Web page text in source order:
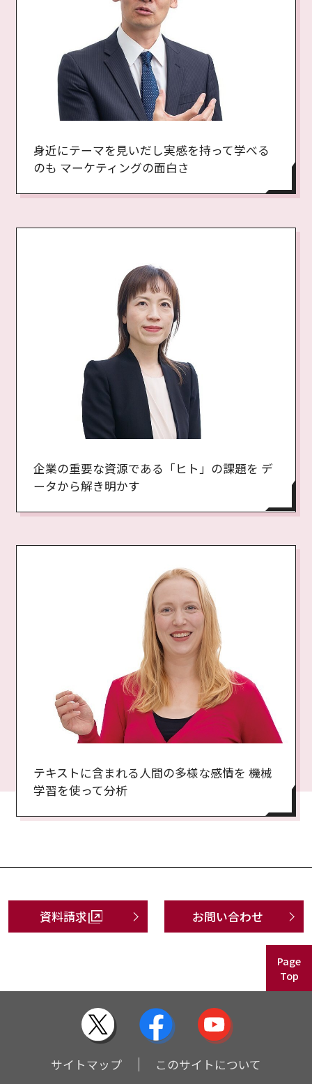
身近にテーマを見いだし実感を持って学べる
のも マーケティングの面白さ
企業の重要な資源である「ヒト」の課題を デ
ータから解き明かす
テキストに含まれる人間の多様な感情を 機械
学習を使って分析
資料請求 お問い合わせ
Page
Top
サイトマップ このサイトについて